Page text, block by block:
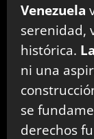
Venezuela
serenidad,
histórica.
ni una
se
derechos